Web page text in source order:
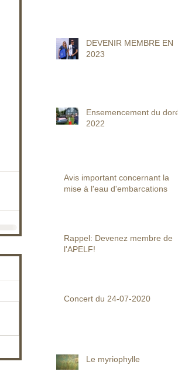
DEVENIR MEMBRE EN
2023
Ensemencement du doré
2022
Avis important concernant la
mise à l'eau d'embarcations
Rappel: Devenez membre de
l'APELF!
Concert du 24-07-2020
Le myriophylle